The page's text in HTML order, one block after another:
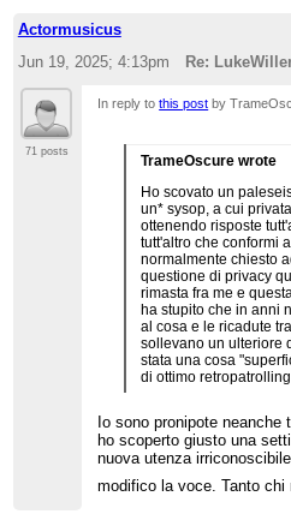
Actormusicus
Jun 19, 2025; 4:13pm
Re:
71 posts
In reply tothis post by
TrameOscure wrote
Ho scovato un
un* sysop, a cui
ottenendo risposte
tutt'altro che conformi
normalmente chiesto
questione di privacy
rimasta fra me e
ha stupito che in anni
al cosa e le ricadute
sollevano un ulteriore
stata una cosa
di ottimo
Io sono pronipote neanche
ho scoperto giusto una
nuova utenza
modifico la voce. Tanto